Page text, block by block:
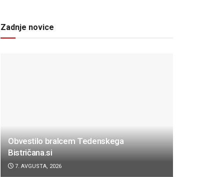
Zadnje novice
Obvestilo bralcem Tedenskega
Bistričana.si
7. AVGUSTA, 2026